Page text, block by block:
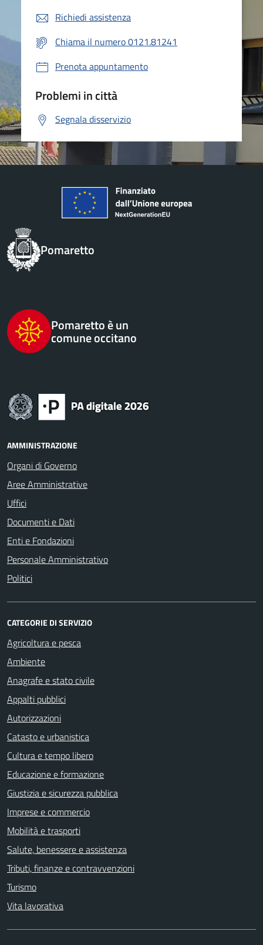
Richiedi assistenza
Chiama il numero 0121.81241
Prenota appuntamento
Problemi in città
Segnala disservizio
Pomaretto
Pomaretto è un
comune occitano
AMMINISTRAZIONE
Organi di Governo
Aree Amministrative
Uffici
Documenti e Dati
Enti e Fondazioni
Personale Amministrativo
Politici
CATEGORIE DI SERVIZIO
Agricoltura e pesca
Ambiente
Anagrafe e stato civile
Appalti pubblici
Autorizzazioni
Catasto e urbanistica
Cultura e tempo libero
Educazione e formazione
Giustizia e sicurezza pubblica
Imprese e commercio
Mobilità e trasporti
Salute, benessere e assistenza
Tributi, finanze e contravvenzioni
Turismo
Vita lavorativa